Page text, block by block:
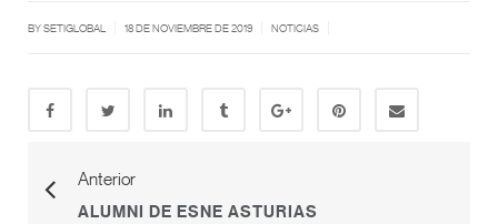
BY SETIGLOBAL 18 DE NOVIEMBRE DE 2019 NOTICIAS
Anterior
ALUMNI DE ESNE ASTURIAS